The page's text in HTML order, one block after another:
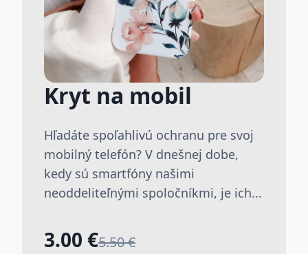
Kryt na mobil
Hľadáte spoľahlivú ochranu pre svoj
mobilný telefón? V dnešnej dobe,
kedy sú smartfóny našimi
neoddeliteľnými spoločníkmi, je ich...
3.00 €5.50 €